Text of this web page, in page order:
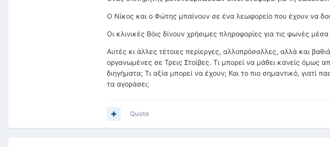
Ο Νίκος και ο Φώτης μπαίνουν σε ένα λεωφορείο που έχουν να
Οι κλινικές Βόις δίνουν χρήσιμες πληροφορίες για τις φωνές
Αυτές κι άλλες τέτοιες περίεργες, αλλοπρόσαλλες, αλλά και
οργανωμένες σε Τρεις Στοίβες. Τι μπορεί να μάθει κανείς όμως
διηγήματα; Τι αξία μπορεί να έχουν; Και το πιο σημαντικό, γιατί
τα αγοράσει;
Quote